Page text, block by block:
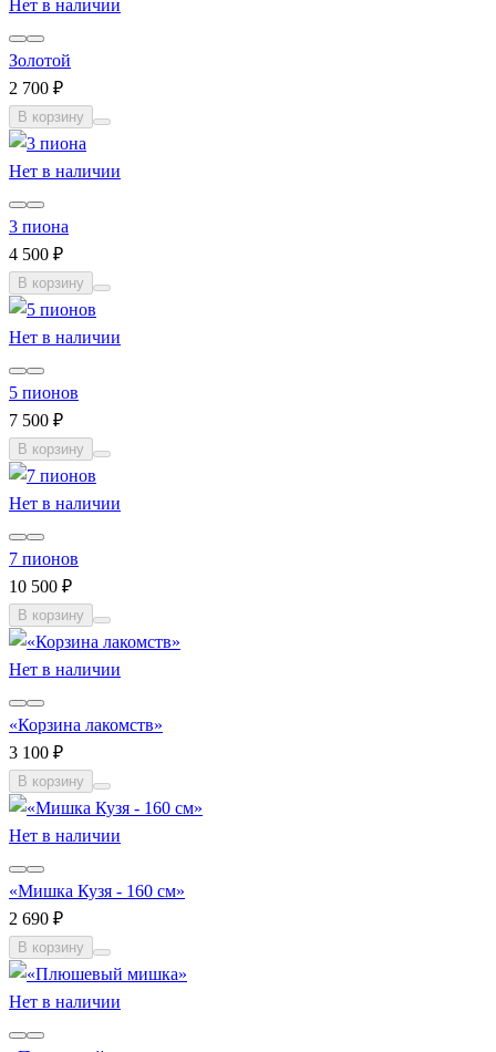
Нет в наличии
Золотой
2 700 ₽
В корзину
Нет в наличии
3 пиона
4 500 ₽
В корзину
Нет в наличии
5 пионов
7 500 ₽
В корзину
Нет в наличии
7 пионов
10 500 ₽
В корзину
Нет в наличии
«Корзина лакомств»
3 100 ₽
В корзину
Нет в наличии
«Мишка Кузя - 160 см»
2 690 ₽
В корзину
Нет в наличии